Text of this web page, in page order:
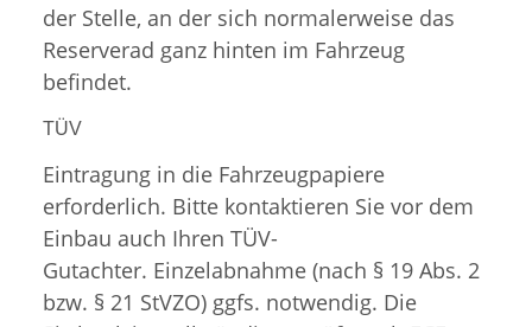
der Stelle, an der sich normalerweise das
Reserverad ganz hinten im Fahrzeug
befindet.
TÜV
Eintragung in die Fahrzeugpapiere
erforderlich. Bitte kontaktieren Sie vor dem
Einbau auch Ihren TÜV-
Gutachter. Einzelabnahme (nach § 19 Abs. 2
bzw. § 21 StVZO) ggfs. notwendig. Die